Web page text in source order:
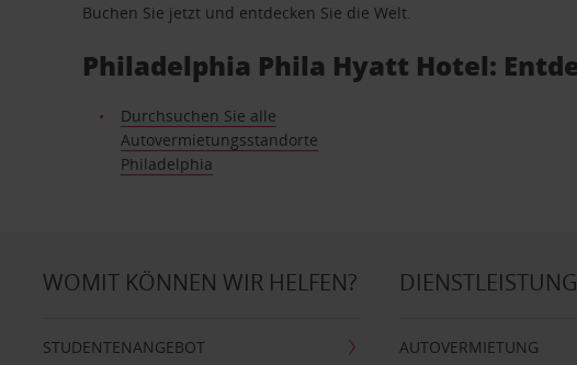
Buchen Sie jetzt und entdecken Sie die Welt.
Philadelphia Phila Hyatt Hotel:
Durchsuchen Sie alle
Autovermietungsstandorte
Philadelphia
WOMIT KÖNNEN WIR HELFEN?
STUDENTENANGEBOT AUTOVERMIETUNG